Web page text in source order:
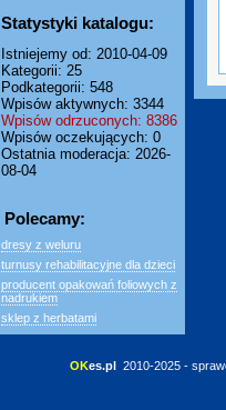
Statystyki katalogu:
Istniejemy od: 2010-04-09
Kategorii: 25
Podkategorii: 548
Wpisów aktywnych: 3344
Wpisów odrzuconych: 8386
Wpisów oczekujących: 0
Ostatnia moderacja: 2026-
08-04
Polecamy:
dresy z weluru
turnusy rehabilitacyjne dla dzieci
producent opakowań foliowych z
nadrukiem
sklep z herbatami
OKes.pl 2010-2025 -